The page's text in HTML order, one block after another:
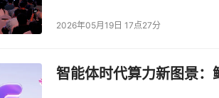
2026年05月19日 17点27分
智能体时代算力新图景